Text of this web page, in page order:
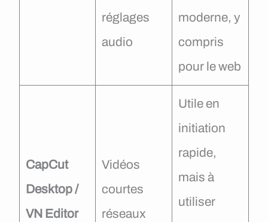
réglages
audio
moderne, y
compris
pour le web
CapCut
Desktop /
VN Editor
Vidéos
courtes
réseaux
Utile en
initiation
rapide,
mais à
utiliser